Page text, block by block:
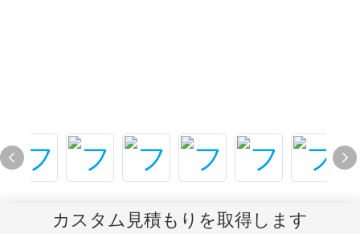
カスタム見積もりを取得します